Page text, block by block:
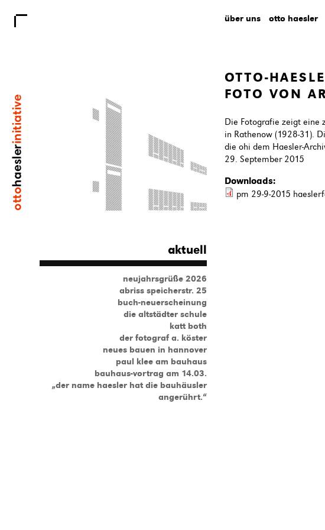
aktuell
neujahrsgrüße 2026
abriss speicherstr. 25
buch-neuerscheinung
die altstädter schule
katt both
der fotograf a. köster
neues bauen in hannover
paul klee am bauhaus
bauhaus-vortrag am 14.03.
„der name haesler hat die bauhäusler
angerührt.“
über uns otto haesler
OTTO-
FOTO VON
Die Fotografie zeigt eine
in Rathenow (1928-31).
die ohi dem Haesler-
29. September 2015
Downloads:
pm 29-9-2015